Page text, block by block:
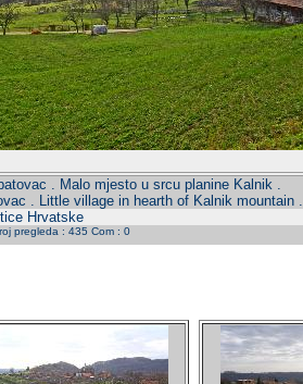
. Malo mjesto u srcu planine Kalnik .
. Little village in hearth of Kalnik mountain .
Hrvatske
pregleda : 435 Com : 0